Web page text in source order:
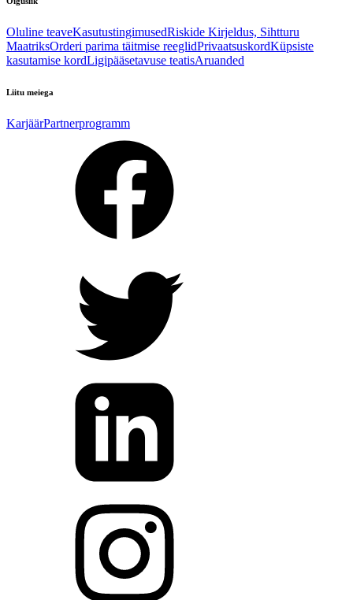
Oluline teaveKasutustingimusedRiskide Kirjeldus, Sihtturu
MaatriksOrderi parima täitmise reeglidPrivaatsuskordKüpsiste
kasutamise kordLigipääsetavuse teatisAruanded
Liitu meiega
KarjäärPartnerprogramm